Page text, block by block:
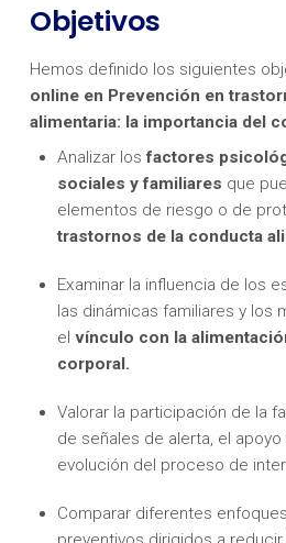
Objetivos
Hemos definido los siguientes
online en Prevención en
alimentaria: la importancia del
Analizar losfactores
sociales y familiares que
elementos de riesgo o de
trastornos de la conducta
Examinar la influencia de los
las dinámicas familiares y los
elvínculo con la
corporal.
Valorar la participación de la
de señales de alerta, el
evolución del proceso de
Comparar diferentes